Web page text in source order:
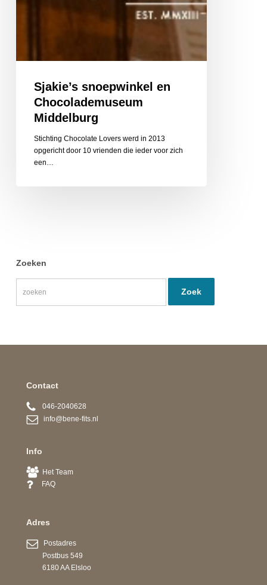
Sjakie’s snoepwinkel en
Chocolademuseum
Middelburg
Stichting Chocolate Lovers werd in 2013
opgericht door 10 vrienden die ieder voor zich
een…
Zoeken
Contact
046-2040628
info@bene-fits.nl
Info
Het Team
FAQ
Adres
Postadres
Postbus 549
6180 AA Elsloo